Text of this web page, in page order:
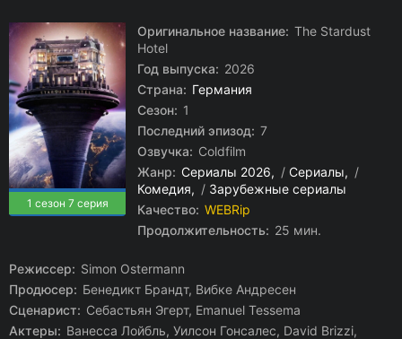
1 сезон 7 серия
Оригинальное название: The Stardust
Hotel
Год выпуска: 2026
Страна: Германия
Сезон: 1
Последний эпизод: 7
Озвучка: Coldfilm
Жанр: Сериалы 2026 / Сериалы
/
Комедия
/ Зарубежные сериалы
Качество: WEBRip
Продолжительность: 25 мин.
Режиссер: Simon Ostermann
Продюсер: Бенедикт Брандт, Вибке Андресен
Сценарист: Себастьян Эгерт, Emanuel Tessema
Актеры: Ванесса Лойбль, Уилсон Гонсалес, David Brizzi,